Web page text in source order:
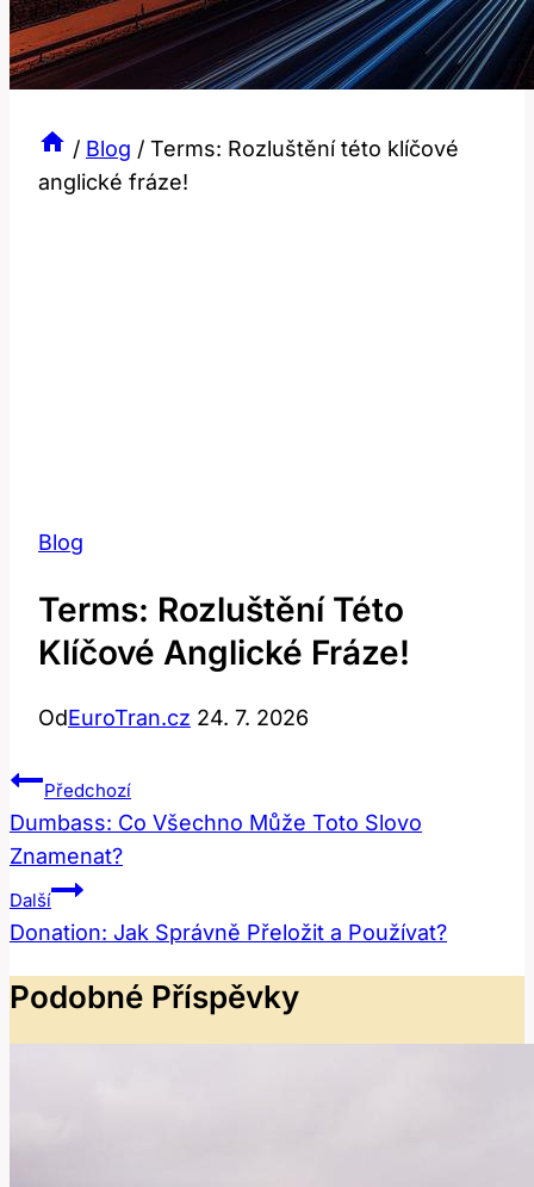
/ Blog / Terms: Rozluštění této klíčové
anglické fráze!
Blog
Terms: Rozluštění Této
Klíčové Anglické Fráze!
OdEuroTran.cz 24. 7. 2026
Navigace
Pro
Příspěvek
Předchozí
Dumbass: Co Všechno Může Toto Slovo
Znamenat?
Další
Donation: Jak Správně Přeložit a Používat?
Podobné Příspěvky